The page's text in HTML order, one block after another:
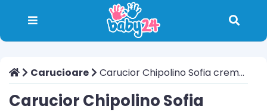
Carucioare Carucior Chipolino Sofia creme 2015
Carucior Chipolino Sofia